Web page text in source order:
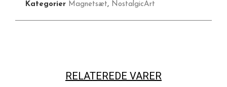
Kategorier Magnetsæt, NostalgicArt
RELATEREDE VARER